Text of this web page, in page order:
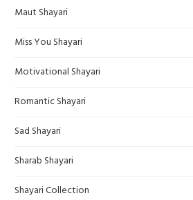
Maut Shayari
Miss You Shayari
Motivational Shayari
Romantic Shayari
Sad Shayari
Sharab Shayari
Shayari Collection